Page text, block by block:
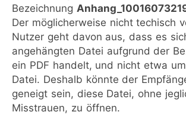
Bezeichnung
Der möglicherweise nicht techisch
Nutzer geht davon aus, dass es
angehängten Datei aufgrund der
ein PDF handelt, und nicht etwa
Datei. Deshalb könnte der
geneigt sein, diese Datei, ohne
Misstrauen, zu öffnen.